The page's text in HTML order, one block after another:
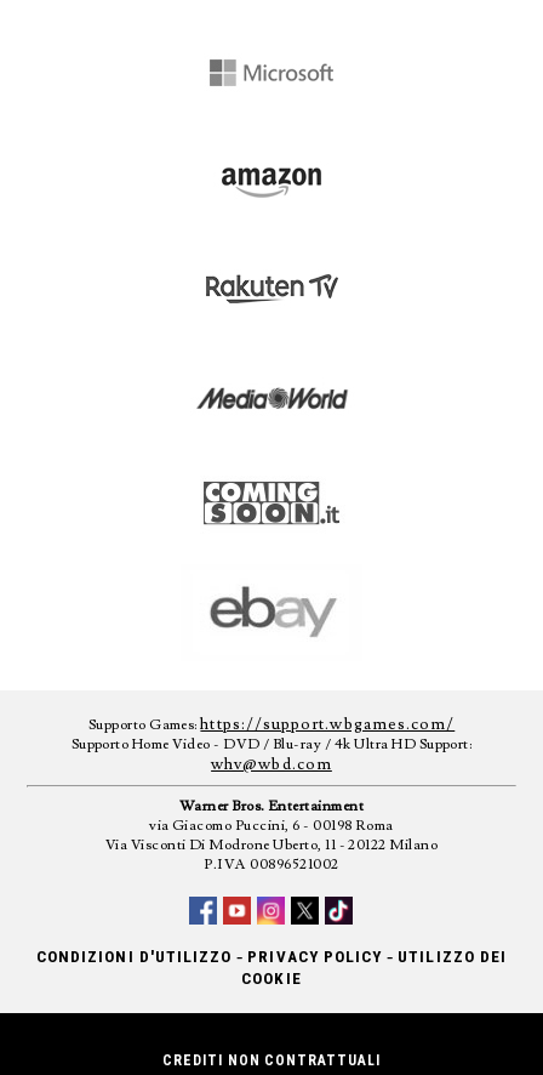
Supporto Games:https://support.wbgames.com/
Supporto Home Video - DVD / Blu-ray / 4k Ultra HD Support:
whv@wbd.com
Warner Bros. Entertainment
via Giacomo Puccini, 6 - 00198 Roma
Via Visconti Di Modrone Uberto, 11 - 20122 Milano
P.IVA 00896521002
CONDIZIONI D'UTILIZZO - PRIVACY POLICY - UTILIZZO DEI
COOKIE
CREDITI NON CONTRATTUALI